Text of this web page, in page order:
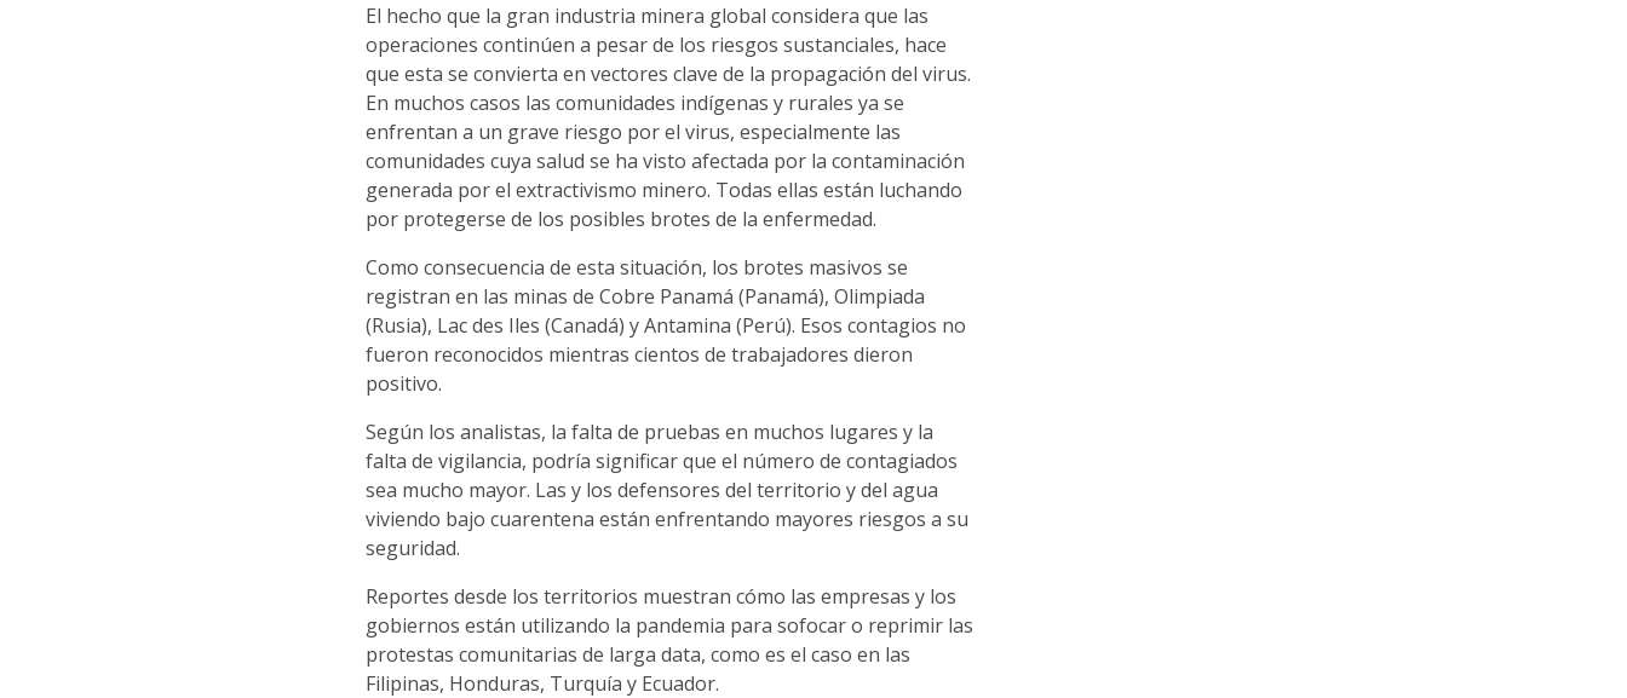
El hecho que la gran industria minera global considera que las
operaciones continúen a pesar de los riesgos sustanciales, hace
que esta se convierta en vectores clave de la propagación del virus.
En muchos casos las comunidades indígenas y rurales ya se
enfrentan a un grave riesgo por el virus, especialmente las
comunidades cuya salud se ha visto afectada por la contaminación
generada por el extractivismo minero. Todas ellas están luchando
por protegerse de los posibles brotes de la enfermedad.
Como consecuencia de esta situación, los brotes masivos se
registran en las minas de Cobre Panamá (Panamá), Olimpiada
(Rusia), Lac des Iles (Canadá) y Antamina (Perú). Esos contagios no
fueron reconocidos mientras cientos de trabajadores dieron
positivo.
Según los analistas, la falta de pruebas en muchos lugares y la
falta de vigilancia, podría significar que el número de contagiados
sea mucho mayor. Las y los defensores del territorio y del agua
viviendo bajo cuarentena están enfrentando mayores riesgos a su
seguridad.
Reportes desde los territorios muestran cómo las empresas y los
gobiernos están utilizando la pandemia para sofocar o reprimir las
protestas comunitarias de larga data, como es el caso en las
Filipinas, Honduras, Turquía y Ecuador.